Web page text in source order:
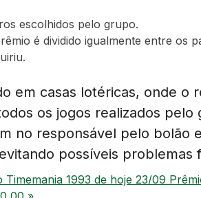
escolhidos pelo grupo.
é dividido igualmente entre os
em casas lotéricas, onde o
os jogos realizados pelo
no responsável pelo bolão
possíveis problemas
Timemania 1993 de hoje 23/09